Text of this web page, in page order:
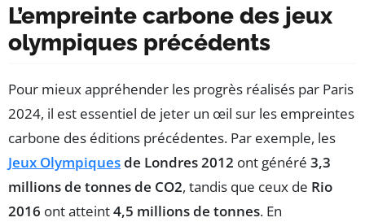
L’empreinte carbone des jeux
olympiques précédents
Pour mieux appréhender les progrès réalisés par Paris
2024, il est essentiel de jeter un œil sur les empreintes
carbone des éditions précédentes. Par exemple, les
Jeux Olympiquesde Londres 2012 ont généré 3,3
millions de tonnes de CO2, tandis que ceux de Rio
2016 ont atteint4,5 millions de tonnes. En